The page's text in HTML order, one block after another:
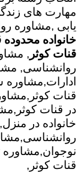
مهارت های
یابی ,مشاوره
خانواده محدوده
قنات کوثر ,
روانشناسی,
ادارات,مشاوره
قنات
در قنات
خانواده در
نوجوان,مشاوره
قنات کوثر,